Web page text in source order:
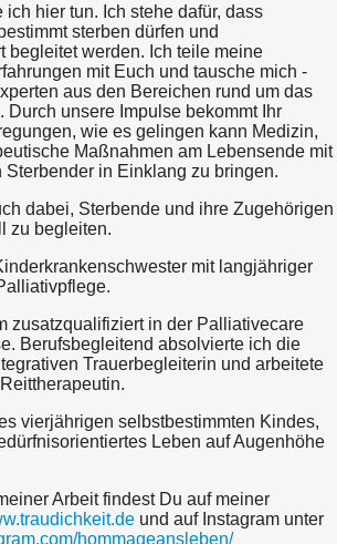
ich hier tun. Ich stehe dafür, dass
sterben dürfen und
begleitet werden. Ich teile meine
mit Euch und tausche mich -
aus den Bereichen rund um das
Durch unsere Impulse bekommt Ihr
wie es gelingen kann Medizin,
Maßnahmen am Lebensende mit
Sterbender in Einklang zu bringen.
dabei, Sterbende und ihre Zugehörigen
zu begleiten.
mit langjähriger
zusatzqualifiziert in der Palliativecare
Berufsbegleitend absolvierte ich die
Trauerbegleiterin und arbeitete
vierjährigen selbstbestimmten Kindes,
Leben auf Augenhöhe
Arbeit findest Du auf meiner
und auf Instagram unter
hommageansleben/